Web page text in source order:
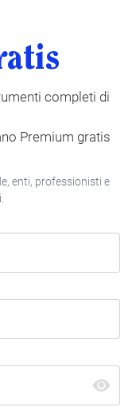
completi di
Premium gratis
enti, professionisti e